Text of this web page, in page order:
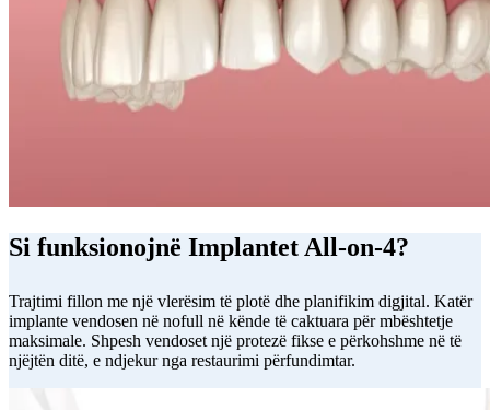
Si funksionojnë Implantet All-on-4?
Trajtimi fillon me një vlerësim të plotë dhe planifikim digjital. Katër
implante vendosen në nofull në kënde të caktuara për mbështetje
maksimale. Shpesh vendoset një protezë fikse e përkohshme në të
njëjtën ditë, e ndjekur nga restaurimi përfundimtar.